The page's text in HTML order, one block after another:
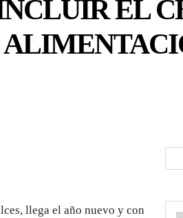
EL
llega el año nuevo y con